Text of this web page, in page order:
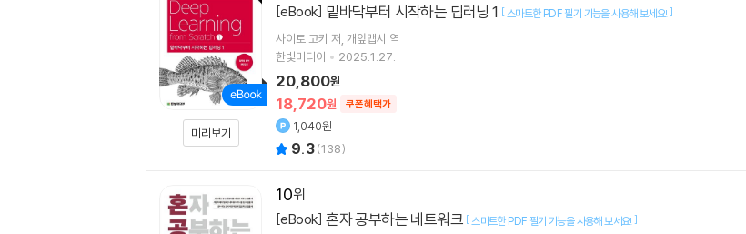
미리보기
[eBook] 밑바닥부터 시작하는 딥러닝 1 [스마트한 PDF 필기 기능을 사용해 보세요!]
사이토 고키 저 개앞맵시 역
한빛미디어
2025.1.27.
18,720원 쿠폰혜택가
20,800원
1,040원
9.3(138)
10
[eBook] 혼자 공부하는 네트워크 [스마트한 PDF 필기 기능을 사용해 보세요!]